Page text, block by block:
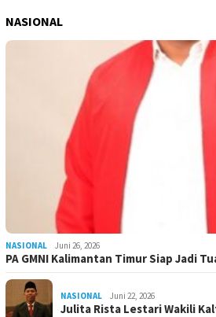
NASIONAL
NASIONAL Juni 26, 2026
PA GMNI Kalimantan Timur Siap Jadi
NASIONAL Juni 22, 2026
Julita Rista Lestari Wakili